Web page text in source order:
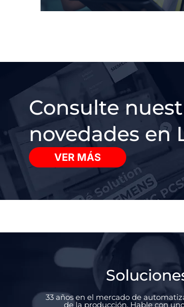
Consulte
novedades en
VER MÁS
33 años en el mercado de
de la producción. Hable con